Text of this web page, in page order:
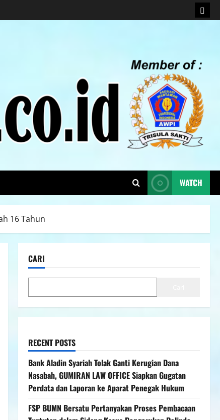
WATCH
16 Tahun
CARI
RECENT POSTS
Bank Aladin Syariah Tolak Ganti Kerugian Dana
Nasabah, GUMIRAN LAW OFFICE Siapkan Gugatan
Perdata dan Laporan ke Aparat Penegak Hukum
FSP BUMN Bersatu Pertanyakan Proses Pembacaan